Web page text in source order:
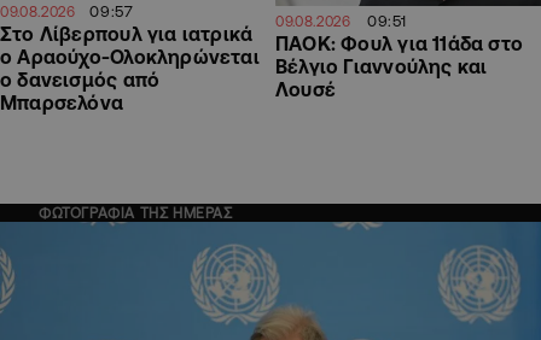
09.08.2026 09:57
Στο Λίβερπουλ για ιατρικά
ο Αραούχο-Ολοκληρώνεται
ο δανεισμός από
Μπαρσελόνα
09.08.2026 09:51
ΠΑΟΚ: Φουλ για 11άδα στο
Βέλγιο Γιαννούλης και
Λουσέ
ΦΩΤΟΓΡΑΦΙΑ ΤΗΣ ΗΜΕΡΑΣ